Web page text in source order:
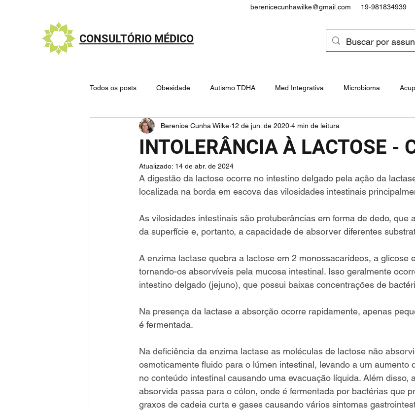
berenicecunhawilke@gmail.com 19-981834939
CONSULTÓRIO MÉDICO
Todos os posts Obesidade Autismo TDHA Med Integrativa Microbioma
Nutrologia - Alimentação saudável Intoxicações e Cancerígenos
Sistema Endocanabinoide Mitocôndrias e Doenças Mitocondrial
INTOLERÂNCIA À LACTOSE -
Berenice Cunha Wilke 12 de jun. de 2020 4 min de leitura
Atualizado: 14 de abr. de 2024
A digestão da lactose ocorre no intestino delgado pela ação da
localizada na borda em escova das vilosidades intestinais
As vilosidades intestinais são protuberâncias em forma de dedo, que
da superfície e, portanto, a capacidade de absorver diferentes
A enzima lactase quebra a lactose em 2 monossacarídeos, a glicose
tornando-os absorvíveis pela mucosa intestinal. Isso geralmente
intestino delgado (jejuno), que possui baixas concentrações de
Na presença da lactase a absorção ocorre rapidamente, apenas
é fermentada.
Na deficiência da enzima lactase as moléculas de lactose não
osmoticamente fluido para o lúmen intestinal, levando a um aumento
no conteúdo intestinal causando uma evacuação líquida. Além disso,
absorvida passa para o cólon, onde é fermentada por bactérias que
graxos de cadeia curta e gases causando vários sintomas